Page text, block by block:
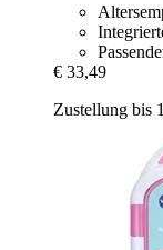
€ 33,49
Zustellung bis